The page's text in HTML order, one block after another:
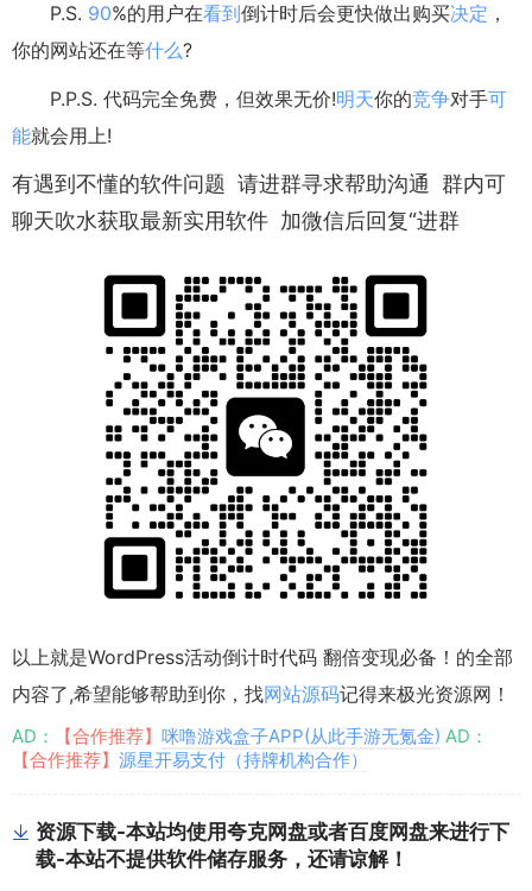
P.S. 90%的用户在看到倒计时后会更快做出购买决定 ，
你的网站还在等什么?
P.P.S. 代码完全免费，但效果无价!明天你的竞争对手可
能就会用上!
有遇到不懂的软件问题 请进群寻求帮助沟通 群内可
聊天吹水获取最新实用软件 加微信后回复“进群
以上就是WordPress活动倒计时代码 翻倍变现必备！的全部
内容了,希望能够帮助到你，找网站源码记得来极光资源网！
AD： 【合作推荐】 咪噜游戏盒子APP(从此手游无氪金) AD：
【合作推荐】 源星开易支付（持牌机构合作）
资源下载-本站均使用夸克网盘或者百度网盘来进行下
载-本站不提供软件储存服务，还请谅解！